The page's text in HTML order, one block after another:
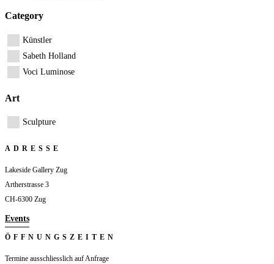
Category
Künstler
Sabeth Holland
Voci Luminose
Art
Sculpture
ADRESSE
Lakeside Gallery Zug
Artherstrasse 3
CH-6300 Zug
Events
ÖFFNUNGSZEITEN
Termine ausschliesslich auf Anfrage